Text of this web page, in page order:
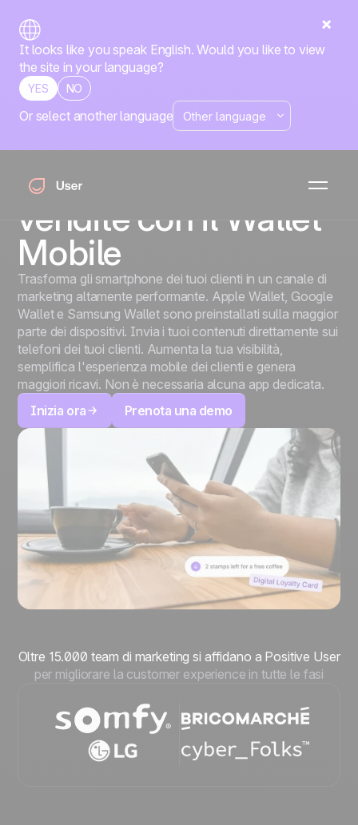
It looks like you speak English. Would you like to view
the site in your language?
YES NO
Or select another language
Wallet Mobile
Aumenta la
customer loyalty e le
vendite con il Wallet
Mobile
Trasforma gli smartphone dei tuoi clienti in un canale di
marketing altamente performante. Apple Wallet, Google
Wallet e Samsung Wallet sono preinstallati sulla maggior
parte dei dispositivi. Invia i tuoi contenuti direttamente sui
telefoni dei tuoi clienti. Aumenta la tua visibilità,
semplifica l'esperienza mobile dei clienti e genera
maggiori ricavi. Non è necessaria alcuna app dedicata.
Inizia ora
Prenota una demo
Oltre 15.000 team di marketing si affidano a Positive User
per migliorare la customer experience in tutte le fasi